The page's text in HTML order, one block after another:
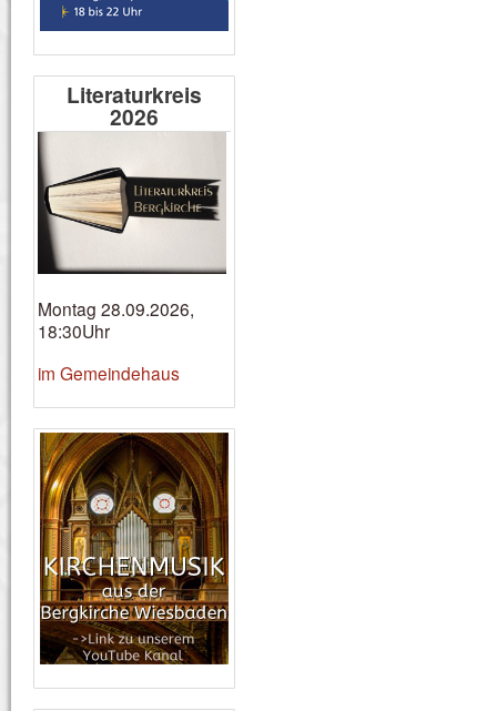
Literaturkreis
2026
Montag 28.09.2026,
18:30Uhr
im Gemeindehaus